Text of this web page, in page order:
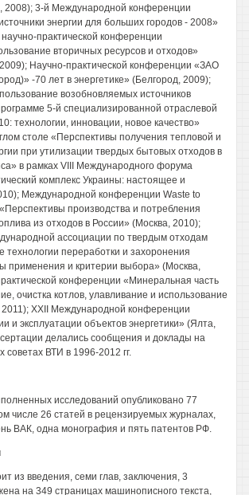
2008); 3-й Международной конференции
энергии для больших городов - 2008»
практической конференции
вторичных ресурсов и отходов»
Научно-практической конференции «ЗАО
-70 лет в энергетике» (Белгород, 2009);
возобновляемых источников
5-й специализированной отраслевой
технологии, инновации, новое качество»
столе «Перспективы получения тепловой и
при утилизации твердых бытовых отходов в
в рамках VIII Международного форума
комплекс Украины: настоящее и
Международной конференции Waste to
производства и потребления
из отходов в России» (Москва, 2010);
ассоциации по твердым отходам
технологии переработки и захоронения
применения и критерии выбора» (Москва,
конференции «Минеральная часть
очистка котлов, улавливание и использование
XXII Международной конференции
и эксплуатации объектов энергетики» (Ялта,
делались сообщения и доклады на
советах ВТИ в 1996-2012 гг.
исследований опубликовано 77
числе 26 статей в рецензируемых журналах,
ВАК, одна монография и пять патентов РФ.
из введения, семи глав, заключения, 3
на 349 страницах машинописного текста,